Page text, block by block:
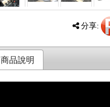
分享:
商品說明